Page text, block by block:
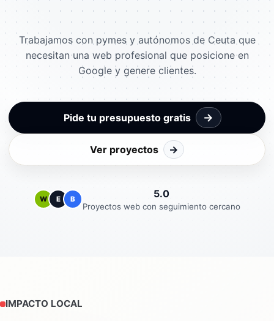
Trabajamos con pymes y autónomos de Ceuta que
necesitan una web profesional que posicione en
Google y genere clientes.
Pide tu presupuesto gratis →
Ver proyectos →
W E B 5.0
Proyectos web con seguimiento cercano
IMPACTO LOCAL